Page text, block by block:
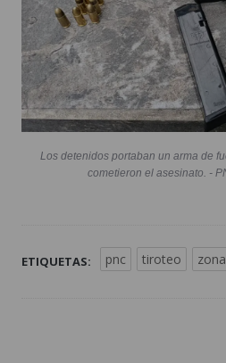
Los detenidos portaban un arma de
cometieron el asesinato. -
ETIQUETAS: pnc tiroteo